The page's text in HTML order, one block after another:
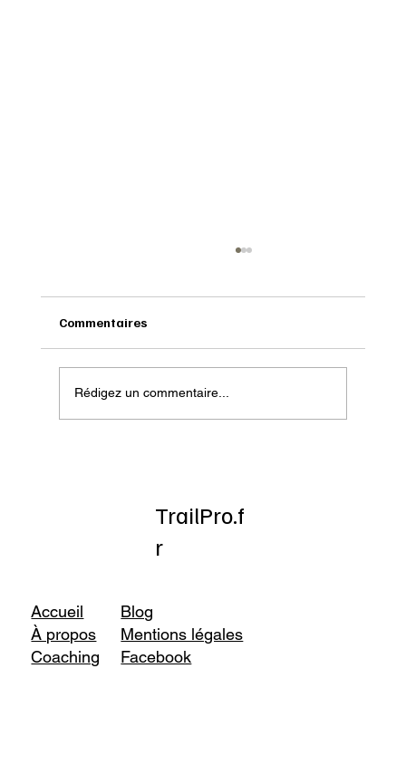
Onatera : Pour affronter l’hiver
Commentaires
Rédigez un commentaire...
TrailPro.f
r
Accueil
À propos
Coaching
Blog
Mentions légales
Facebook